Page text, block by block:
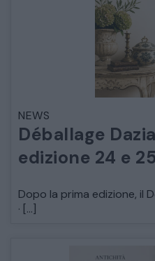
NEWS
Déballage
edizione 24 e
Dopo la prima edizione, il
· […]